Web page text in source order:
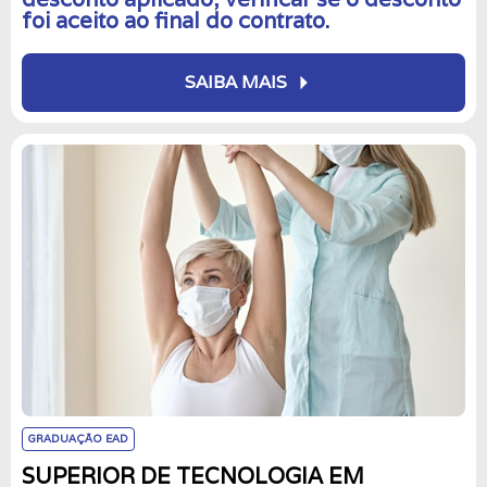
foi aceito ao final do contrato.
SAIBA MAIS arrow_right
GRADUAÇÃO EAD
SUPERIOR DE TECNOLOGIA EM